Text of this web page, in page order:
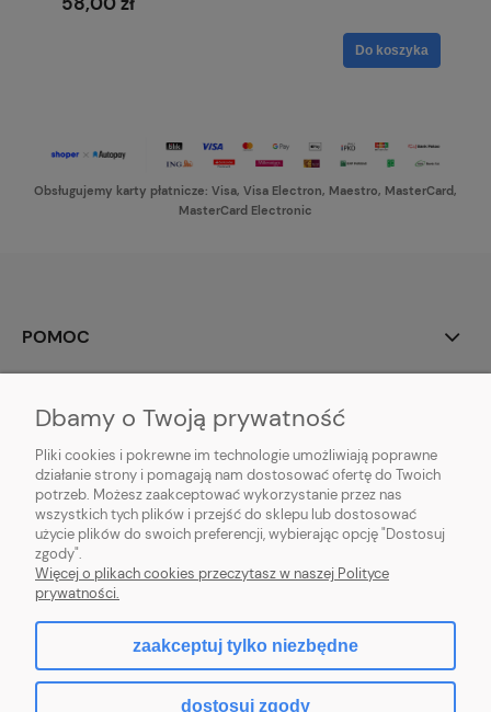
Do koszyka
Obsługujemy karty płatnicze: Visa, Visa Electron, Maestro, MasterCard,
MasterCard Electronic
POMOC
PŁATNOŚCI I DOSTAWA
INFORMACJE
O NAS
Dbamy o Twoją prywatność
Pliki cookies i pokrewne im technologie umożliwiają poprawne
działanie strony i pomagają nam dostosować ofertę do Twoich
potrzeb. Możesz zaakceptować wykorzystanie przez nas
wszystkich tych plików i przejść do sklepu lub dostosować
użycie plików do swoich preferencji, wybierając opcję "Dostosuj
zgody".
Więcej o plikach cookies przeczytasz w naszej Polityce
prywatności.
zaakceptuj tylko niezbędne
dostosuj zgody